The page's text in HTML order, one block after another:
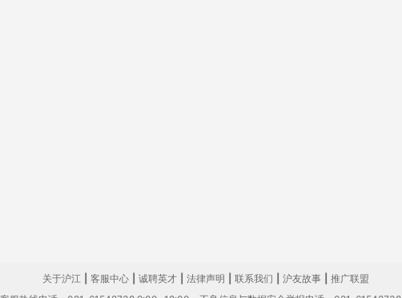
关于沪江 客服中心 诚聘英才 法律声明 联系我们 沪友故事
推广联盟